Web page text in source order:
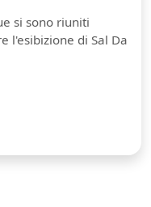
si sono riuniti
l'esibizione di Sal Da